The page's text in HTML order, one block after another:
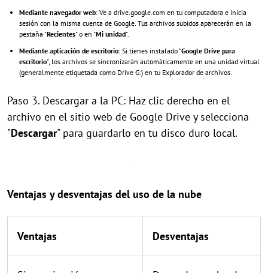
Mediante navegador web: Ve a drive.google.com en tu computadora e inicia
sesión con la misma cuenta de Google. Tus archivos subidos aparecerán en la
pestaña "Recientes" o en "Mi unidad".
Mediante aplicación de escritorio: Si tienes instalado "Google Drive para
escritorio", los archivos se sincronizarán automáticamente en una unidad virtual
(generalmente etiquetada como Drive G:) en tu Explorador de archivos.
Paso 3. Descargar a la PC: Haz clic derecho en el
archivo en el sitio web de Google Drive y selecciona
"Descargar" para guardarlo en tu disco duro local.
Ventajas y desventajas del uso de la nube
Ventajas Desventajas